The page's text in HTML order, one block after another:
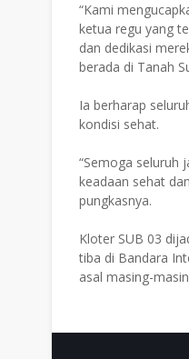
“Kami
ketua regu yang
dan dedikasi
berada di Tanah
Ia berharap
kondisi sehat.
“Semoga seluruh
keadaan sehat
pungkasnya.
Kloter SUB 03
tiba di Bandara
asal masing-